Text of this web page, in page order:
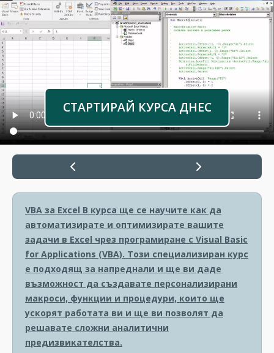
СТАРТИРАЙ КУРСА ДНЕС
VBA за Excel В курса ще се научите как да
автоматизирате и оптимизирате вашите
задачи в Excel чрез програмиране с Visual Basic
for Applications (VBA). Този специализиран курс
е подходящ за напреднали и ще ви даде
възможност да създавате персонализирани
макроси, функции и процедури, които ще
ускорят работата ви и ще ви позволят да
решавате сложни аналитични
предизвикателства.